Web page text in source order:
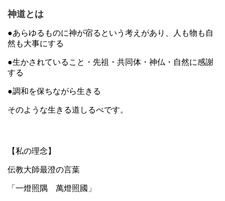
神道とは
●あらゆるものに神が宿るという考えがあり、人も物も自
然も大事にする
●生かされていること・先祖・共同体・神仏・自然に感謝
する
●調和を保ちながら生きる
そのような生きる道しるべです。
【私の理念】
伝教大師最澄の言葉
「一燈照隅 萬燈照國」